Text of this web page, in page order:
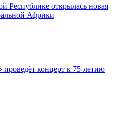
Республике открылась новая
Африки
концерт к 75-летию